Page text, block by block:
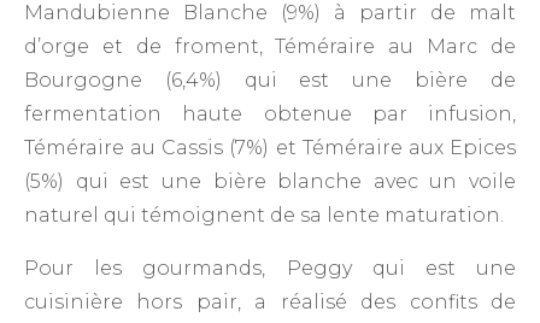
Mandubienne Blanche (9%) à partir de malt
d’orge et de froment, Téméraire au Marc de
Bourgogne (6,4%) qui est une bière de
fermentation haute obtenue par infusion,
Téméraire au Cassis (7%) et Téméraire aux Epices
(5%) qui est une bière blanche avec un voile
naturel qui témoignent de sa lente maturation.
Pour les gourmands, Peggy qui est une
cuisinière hors pair, a réalisé des confits de